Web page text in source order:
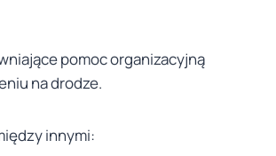
pomoc organizacyjną
na drodze.
innymi: